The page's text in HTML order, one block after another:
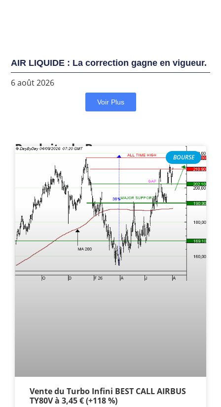
AIR LIQUIDE : La correction gagne en vigueur.
6 août 2026
Voir Plus
Produits de Bourse
BOURSE
Vente du Turbo Infini BEST CALL AIRBUS
TY80V à 3,45 € (+118 %)